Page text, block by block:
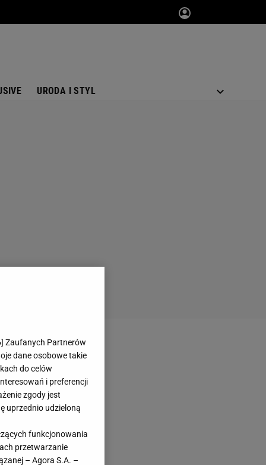
URODA I STYL
] Zaufanych Partnerów
dane osobowe takie
do celów
i preferencji
zgody jest
uprzednio udzieloną
funkcjonowania
przetwarzanie
– Agora S.A. –